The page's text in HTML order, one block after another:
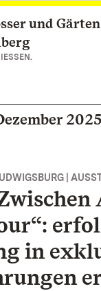
springenund Gärten
2025
|
in